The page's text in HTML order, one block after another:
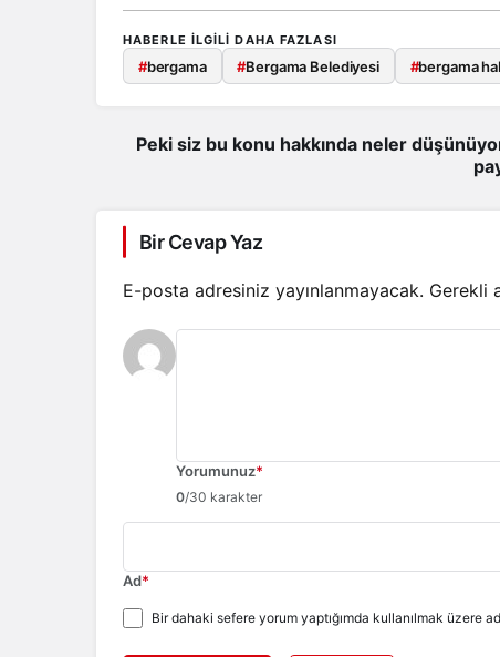
HABERLE ILGILI DAHA FAZLASI
#bergama #Bergama Belediyesi #bergama
Peki siz bu konu hakkında neler
Bir Cevap Yaz
E-posta adresiniz yayınlanmayacak. Gerekli
Yorumunuz*
0/30 karakter
Ad*
Bir dahaki sefere yorum yaptığımda kullanılmak üzere